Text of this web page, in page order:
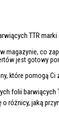
TTR
magazynie, co
jest gotowy
które pomogą
folii barwiących
różnicy, jaką